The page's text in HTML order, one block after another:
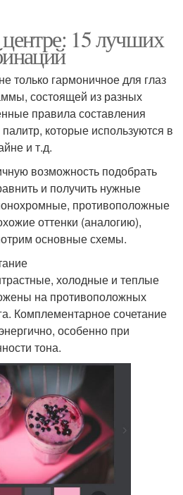
15 лучших
только гармоничное для глаз
состоящей из разных
правила составления
которые используются в
и т.д.
возможность подобрать
и получить нужные
противоположные
оттенки (аналогию),
основные схемы.
холодные и теплые
на противоположных
Комплементарное сочетание
особенно при
тона.